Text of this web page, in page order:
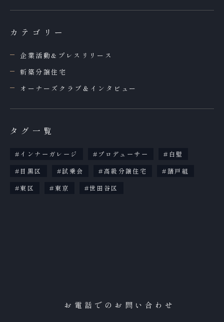
カテゴリー
企業活動&プレスリリース
新築分譲住宅
オーナーズクラブ＆インタビュー
タグ一覧
インナーガレージ プロデューサー
白壁
目黒区
試乗会 高級分譲住宅
諸戸組
東区
東京 世田谷区
お電話でのお問い合わせ